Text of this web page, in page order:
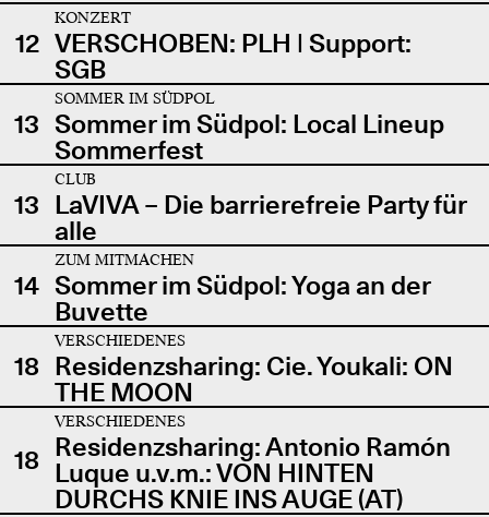
12
KONZERT
VERSCHOBEN: PLH | Support:
SGB
13
SOMMER IM SÜDPOL
Sommer im Südpol: Local Lineup
Sommerfest
13
CLUB
LaVIVA – Die barrierefreie Party für
alle
14
ZUM MITMACHEN
Sommer im Südpol: Yoga an der
Buvette
18
VERSCHIEDENES
Residenzsharing: Cie. Youkali: ON
THE MOON
18
VERSCHIEDENES
Residenzsharing: Antonio Ramón
Luque u.v.m.: VON HINTEN
DURCHS KNIE INS AUGE (AT)